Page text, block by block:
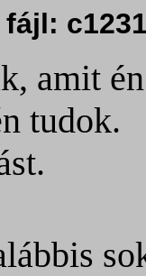
amit
tudok.